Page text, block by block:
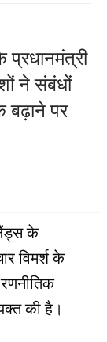
प्रधानमंत्री
ने संबंधों
बढ़ाने पर
के
विमर्श के
रणनीतिक
की है।